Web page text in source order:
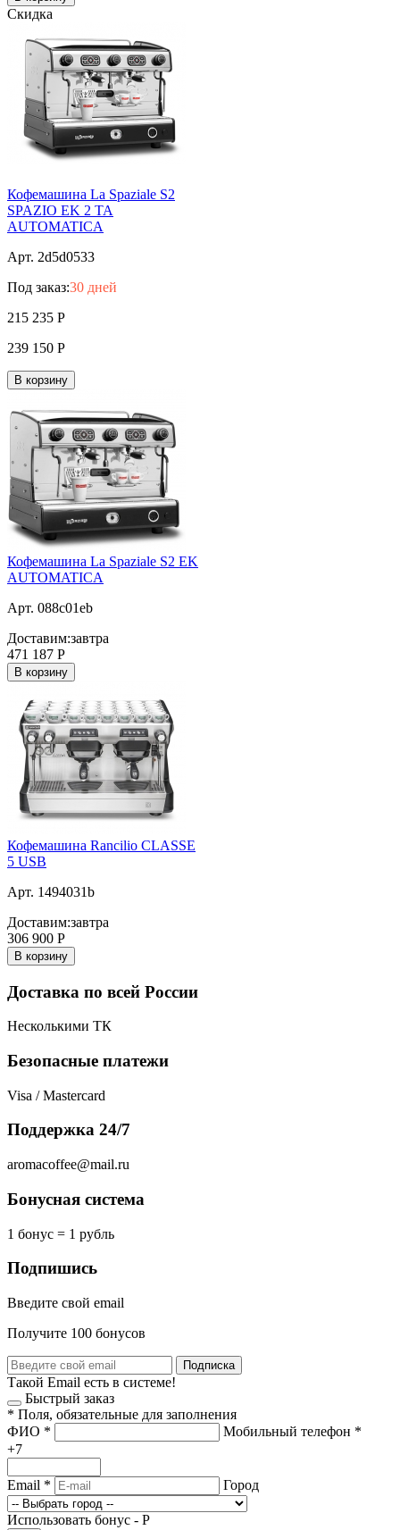
Скидка
Кофемашина La Spaziale S2
SPAZIO ЕK 2 TA
AUTOMATICA
Арт. 2d5d0533
Под заказ:30 дней
215 235 Р
239 150 Р
В корзину
Кофемашина La Spaziale S2 EK
AUTOMATICA
Арт. 088c01eb
Доставим:завтра
471 187 Р
В корзину
Кофемашина Rancilio CLASSE
5 USB
Арт. 1494031b
Доставим:завтра
306 900 Р
В корзину
Доставка по всей России
Несколькими ТК
Безопасные платежи
Visa / Mastercard
Поддержка 24/7
aromacoffee@mail.ru
Бонусная система
1 бонус = 1 рубль
Подпишись
Введите свой email
Получите 100 бонусов
Подписка
Такой Email есть в системе!
Быстрый заказ
* Поля, обязательные для заполнения
ФИО * Мобильный телефон *
+7
Email * Город
Использовать бонус - Р